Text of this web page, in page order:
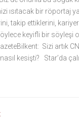
ısıtacak bir röportaj
takip ettiklerini,
keyifli bir söyleşi
Sizi artık
kesişti? Star’da